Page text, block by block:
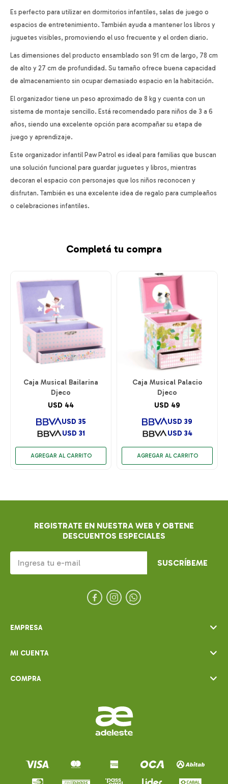
Es perfecto para utilizar en dormitorios infantiles, salas de juego o
espacios de entretenimiento. También ayuda a mantener los libros y
juguetes visibles, promoviendo el uso frecuente y el orden diario.
Las dimensiones del producto ensamblado son 91 cm de largo, 78 cm
de alto y 27 cm de profundidad. Su tamaño ofrece buena capacidad
de almacenamiento sin ocupar demasiado espacio en la habitación.
El organizador tiene un peso aproximado de 8 kg y cuenta con un
sistema de montaje sencillo. Está recomendado para niños de 3 a 6
años, siendo una excelente opción para acompañar su etapa de
juego y aprendizaje.
Este organizador infantil Paw Patrol es ideal para familias que buscan
una solución funcional para guardar juguetes y libros, mientras
decoran el espacio con personajes que los niños reconocen y
disfrutan. También es una excelente idea de regalo para cumpleaños
o celebraciones infantiles.
Completá tu compra
Caja Musical Bailarina
Djeco
USD 44
USD 31
USD 35
Caja Musical Palacio
Djeco
USD 49
USD 34
USD 39
EMPRESA
MI CUENTA
COMPRA
REGISTRATE EN NUESTRA WEB Y OBTENE
DESCUENTOS ESPECIALES
SUSCRÍBEME
  